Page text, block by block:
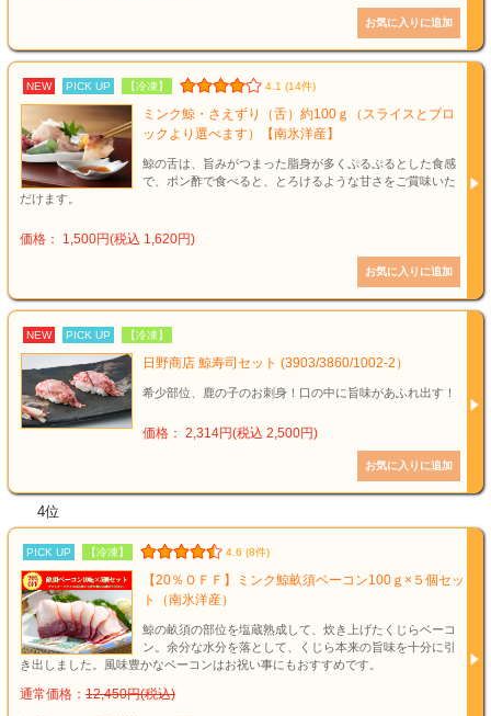
NEW PICK UP 【冷凍】 4.1 (14件)
ミンク鯨・さえずり（舌）約100ｇ（スライスとブロ
ックより選べます）【南氷洋産】
鯨の舌は、旨みがつまった脂身が多くぷるぷるとした食感
で、ポン酢で食べると、とろけるような甘さをご賞味いた
だけます。
価格： 1,500円(税込 1,620円)
NEW PICK UP 【冷凍】
日野商店 鯨寿司セット (3903/3860/1002-2）
希少部位、鹿の子のお刺身！口の中に旨味があふれ出す！
価格： 2,314円(税込 2,500円)
4位
PICK UP 【冷凍】 4.6 (8件)
【20％ＯＦＦ】ミンク鯨畝須ベーコン100ｇ×５個セッ
ト（南氷洋産）
鯨の畝須の部位を塩蔵熟成して、炊き上げたくじらベーコ
ン。余分な水分を落として、くじら本来の旨味を十分に引
き出しました。風味豊かなベーコンはお祝い事にもおすすめです。
通常価格： 12,450円(税込)